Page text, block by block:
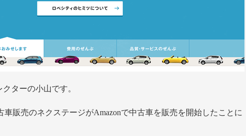
ターの小山です。
車販売のネクステージがAmazonで中古車を販売を開始したことに